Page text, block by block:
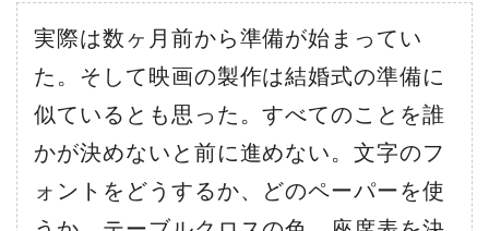
実際は数ヶ月前から準備が始まってい
た。そして映画の製作は結婚式の準備に
似ているとも思った。すべてのことを誰
かが決めないと前に進めない。文字のフ
ォントをどうするか、どのペーパーを使